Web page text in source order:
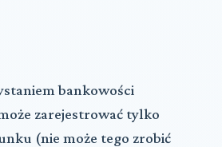
bankowości
zarejestrować tylko
(nie może tego zrobić